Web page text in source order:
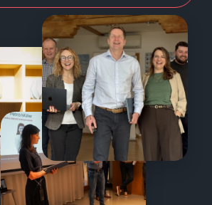
Obrázek
Obrázek